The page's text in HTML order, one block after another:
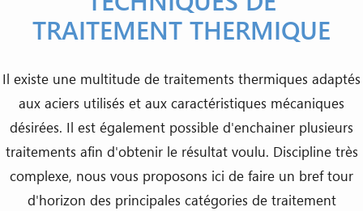
TRAITEMENT THERMIQUE
Il existe une multitude de traitements thermiques adaptés
aux aciers utilisés et aux caractéristiques mécaniques
désirées. Il est également possible d'enchainer plusieurs
traitements afin d'obtenir le résultat voulu. Discipline très
complexe, nous vous proposons ici de faire un bref tour
d'horizon des principales catégories de traitement